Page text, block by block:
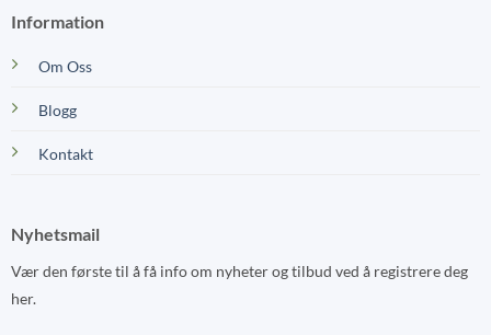
Information
Om Oss
Blogg
Kontakt
Nyhetsmail
Vær den første til å få info om nyheter og tilbud ved å registrere deg
her.